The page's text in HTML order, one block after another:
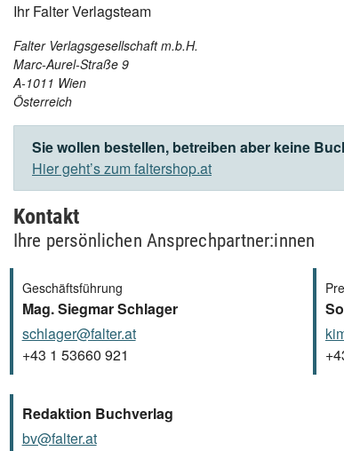
Ihr Falter Verlagsteam
Falter Verlagsgesellschaft m.b.H.
Marc-Aurel-Straße 9
A-1011 Wien
Österreich
Sie wollen bestellen, betreiben aber keine
Hier geht’s zum faltershop.at
Kontakt
Ihre persönlichen Ansprechpartner:innen
Geschäftsführung
Mag. Siegmar Schlager
schlager@falter.at
+43 1 53660 921
Redaktion Buchverlag
bv@falter.at